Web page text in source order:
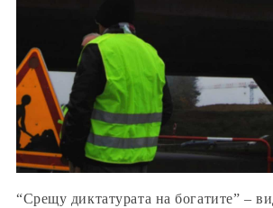
“Срещу диктатурата на богатите” –